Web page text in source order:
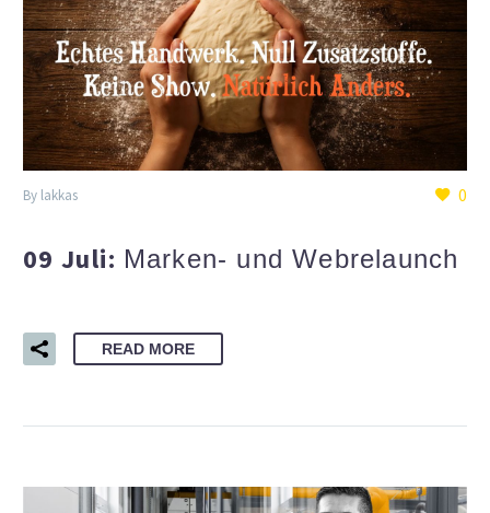
0
By lakkas
09 Juli: Marken- und Webrelaunch
READ MORE